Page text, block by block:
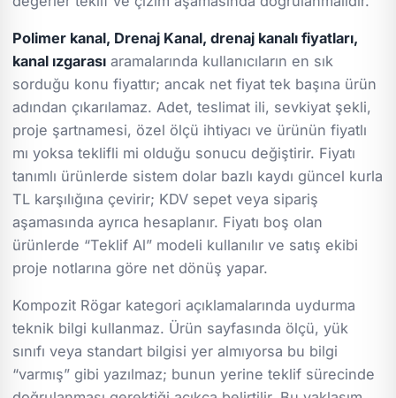
Polimer kanal, Drenaj Kanal, drenaj kanalı fiyatları,
kanal ızgarası aramalarında kullanıcıların en sık
sorduğu konu fiyattır; ancak net fiyat tek başına ürün
adından çıkarılamaz. Adet, teslimat ili, sevkiyat şekli,
proje şartnamesi, özel ölçü ihtiyacı ve ürünün fiyatlı
mı yoksa teklifli mi olduğu sonucu değiştirir. Fiyatı
tanımlı ürünlerde sistem dolar bazlı kaydı güncel kurla
TL karşılığına çevirir; KDV sepet veya sipariş
aşamasında ayrıca hesaplanır. Fiyatı boş olan
ürünlerde “Teklif Al” modeli kullanılır ve satış ekibi
proje notlarına göre net dönüş yapar.
Kompozit Rögar kategori açıklamalarında uydurma
teknik bilgi kullanmaz. Ürün sayfasında ölçü, yük
sınıfı veya standart bilgisi yer almıyorsa bu bilgi
“varmış” gibi yazılmaz; bunun yerine teklif sürecinde